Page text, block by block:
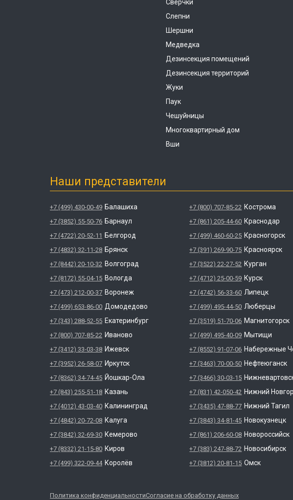
Сверчки
Слепни
Шершни
Медведка
Дезинсекция помещений
Дезинсекция территорий
Жуки
Паук
Чешуйницы
Многоквартирный дом
Вши
Наши представители
+7 (499) 430-00-49 Балашиха
+7 (3852) 55-50-76 Барнаул
+7 (4722) 20-52-11 Белгород
+7 (4832) 32-11-28 Брянск
+7 (8442) 20-10-32 Волгоград
+7 (8172) 55-04-15 Вологда
+7 (473) 212-00-37 Воронеж
+7 (499) 653-86-00 Домодедово
+7 (343) 288-52-55 Екатеринбург
+7 (800) 707-85-22 Иваново
+7 (3412) 33-03-38 Ижевск
+7 (3952) 26-58-07 Иркутск
+7 (8362) 34-74-45 Йошкар-Ола
+7 (843) 255-51-18 Казань
+7 (4012) 43-03-40 Калининград
+7 (4842) 20-72-08 Калуга
+7 (3842) 32-69-30 Кемерово
+7 (8332) 21-15-80 Киров
+7 (499) 322-09-44 Королёв
+7 (800) 707-85-22 Кострома
+7 (861) 205-44-60 Краснодар
+7 (499) 460-60-25 Красногорск
+7 (391) 269-90-75 Красноярск
+7 (3522) 22-27-52 Курган
+7 (4712) 25-00-59 Курск
+7 (4742) 56-33-60 Липецк
+7 (499) 495-44-50 Люберцы
+7 (3519) 51-70-06 Магнитогорск
+7 (499) 495-40-09 Мытищи
+7 (8552) 91-07-06 Набережные
+7 (3463) 70-00-50 Нефтеюганск
+7 (3466) 30-03-15
+7 (831) 42-050-42 Нижний
+7 (3435) 47-88-77 Нижний Тагил
+7 (3843) 34-81-45 Новокузнецк
+7 (861) 206-60-08 Новороссийск
+7 (383) 247-88-72 Новосибирск
+7 (3812) 20-81-15 Омск
Политика конфиденциальностиСогласие на обработку данных